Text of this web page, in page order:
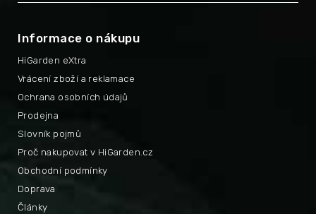
Informace o nákupu
HiGarden eXtra
Proč nakupovat v HiGarden.cz
Vrácení zboží a reklamace
Obchodní podmínky
Ochrana osobních údajů
Doprava
Prodejna
Články
Slovník pojmů